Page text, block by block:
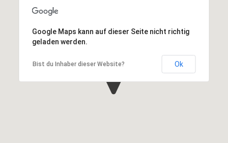
Google Maps kann auf dieser Seite nicht richtig
geladen werden.
Bist du Inhaber dieser Website? Ok